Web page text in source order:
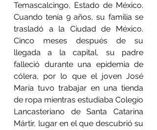
Temascalcingo, Estado de México.
Cuando tenía 9 años, su familia se
trasladó a la Ciudad de México.
Cinco meses después de su
llegada a la capital, su padre
falleció durante una epidemia de
cólera, por lo que el joven José
María tuvo trabajar en una tienda
de ropa mientras estudiaba Colegio
Lancasteriano de Santa Catarina
Mártir, lugar en el que descubrió su